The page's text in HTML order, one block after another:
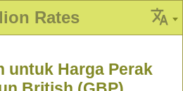
Rates
untuk Harga Perak